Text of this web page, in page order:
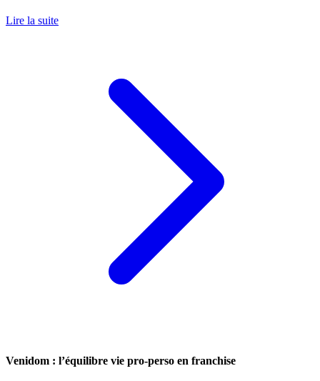
Lire la suite
Venidom : l’équilibre vie pro-perso en franchise